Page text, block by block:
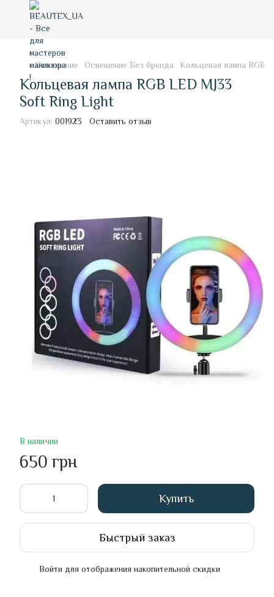
Освещение Освещение Без бренда Кольцевая лампа RGB
Кольцевая лампа RGB LED MJ33
Soft Ring Light
Артикул: 001923 Оставить отзыв
В наличии
650 грн
Купить
Быстрый заказ
Войти для отображения накопительной скидки